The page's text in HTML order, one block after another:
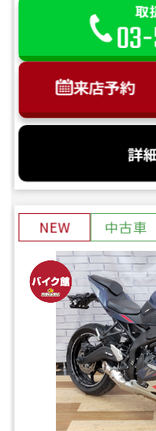
取
来店予約
詳
NEW 中古車